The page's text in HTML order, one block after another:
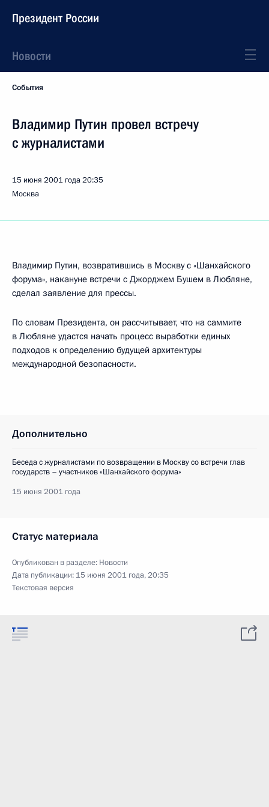
Президент России
Новости
События
Владимир Путин провел встречу
с журналистами
15 июня 2001 года20:35
Москва
Владимир Путин, возвратившись в Москву с «Шанхайского
форума», накануне встречи с Джорджем Бушем в Любляне,
сделал заявление для прессы.
По словам Президента, он рассчитывает, что на саммите
в Любляне удастся начать процесс выработки единых
подходов к определению будущей архитектуры
международной безопасности.
Дополнительно
Беседа с журналистами по возвращении в Москву со встречи глав
государств – участников «Шанхайского форума»
15 июня 2001 года
Статус материала
Опубликован в разделе: Новости
Дата публикации: 15 июня 2001 года, 20:35
Текстовая версия